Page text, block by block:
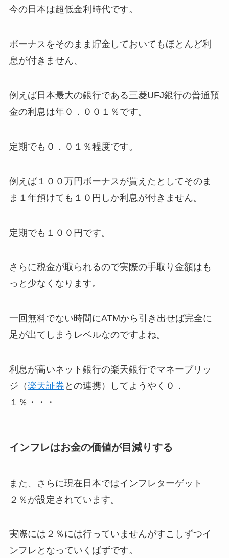
今の日本は超低金利時代です。
ボーナスをそのまま貯金しておいてもほとんど利
息が付きません、
例えば日本最大の銀行である三菱UFJ銀行の普通預
金の利息は年０．００１％です。
定期でも０．０１％程度です。
例えば１００万円ボーナスが貰えたとしてそのま
ま１年預けても１０円しか利息が付きません。
定期でも１００円です。
さらに税金が取られるので実際の手取り金額はも
っと少なくなります。
一回無料でない時間にATMから引き出せば完全に
足が出てしまうレベルなのですよね。
利息が高いネット銀行の楽天銀行でマネーブリッ
ジ（楽天証券 との連携）してようやく０．
１％・・・
インフレはお金の価値が目減りする
また、さらに現在日本ではインフレターゲット
２％が設定されています。
実際には２％には行っていませんがすこしずつイ
ンフレとなっていくばずです。